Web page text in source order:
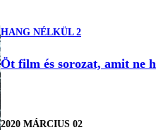
HANG NÉLKÜL 2
Öt film és sorozat, amit ne
2020 MÁRCIUS 02